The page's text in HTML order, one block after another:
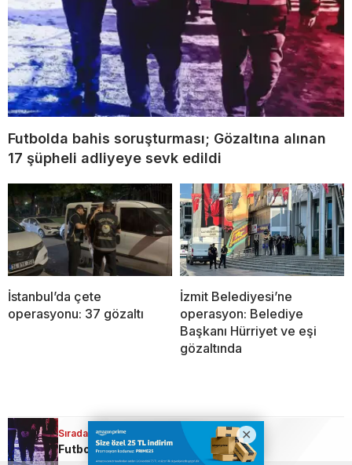
Futbolda bahis soruşturması; Gözaltına alınan
17 şüpheli adliyeye sevk edildi
İstanbul’da çete
operasyonu: 37 gözaltı
İzmit Belediyesi’ne
operasyon: Belediye
Başkanı Hürriyet ve eşi
gözaltında
Sıradaki Haber
Futbolda bahis soruşturması; Gözaltına alınan 17 şüpheli adliyeye sevk edildi
Ana Sayfa›Gündem